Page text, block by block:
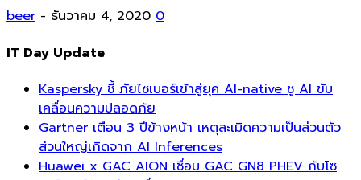
beer - ธันวาคม 4, 2020 0
IT Day Update
Kaspersky ชี้ ภัยไซเบอร์เข้าสู่ยุค AI-native ชู AI ขับ
เคลื่อนความปลอดภัย
Gartner เตือน 3 ปีข้างหน้า เหตุละเมิดความเป็นส่วนตัว
ส่วนใหญ่เกิดจาก AI Inferences
Huawei x GAC AION เชื่อม GAC GN8 PHEV กับโซ